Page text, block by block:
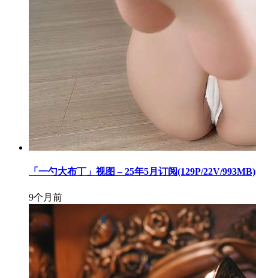
「一勺大布丁」视图 – 25年5月订阅(129P/22V/993MB)
9个月前